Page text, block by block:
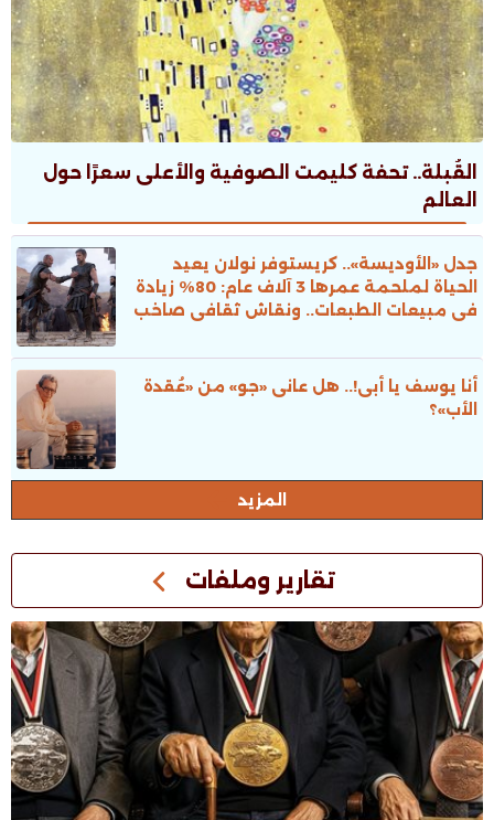
القُبلة.. تحفة كليمت الصوفية والأعلى سعرًا حول
العالم
جدل «الأوديسة».. كريستوفر نولان يعيد
الحياة لملحمة عمرها 3 آلاف عام: 80% زيادة
فى مبيعات الطبعات.. ونقاش ثقافى صاخب
أنا يوسف يا أبى!.. هل عانى «جو» من «عُقدة
الأب»؟
المزيد
تقارير وملفات